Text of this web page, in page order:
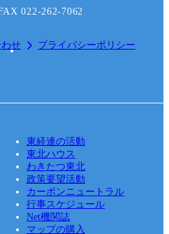
022-262-7062
せ
プライバシーポリシー
東経連の活動
東北ハウス
わきたつ東北
政策要望活動
カーボンニュートラル
行事スケジュール
Net機関誌
マップの購入